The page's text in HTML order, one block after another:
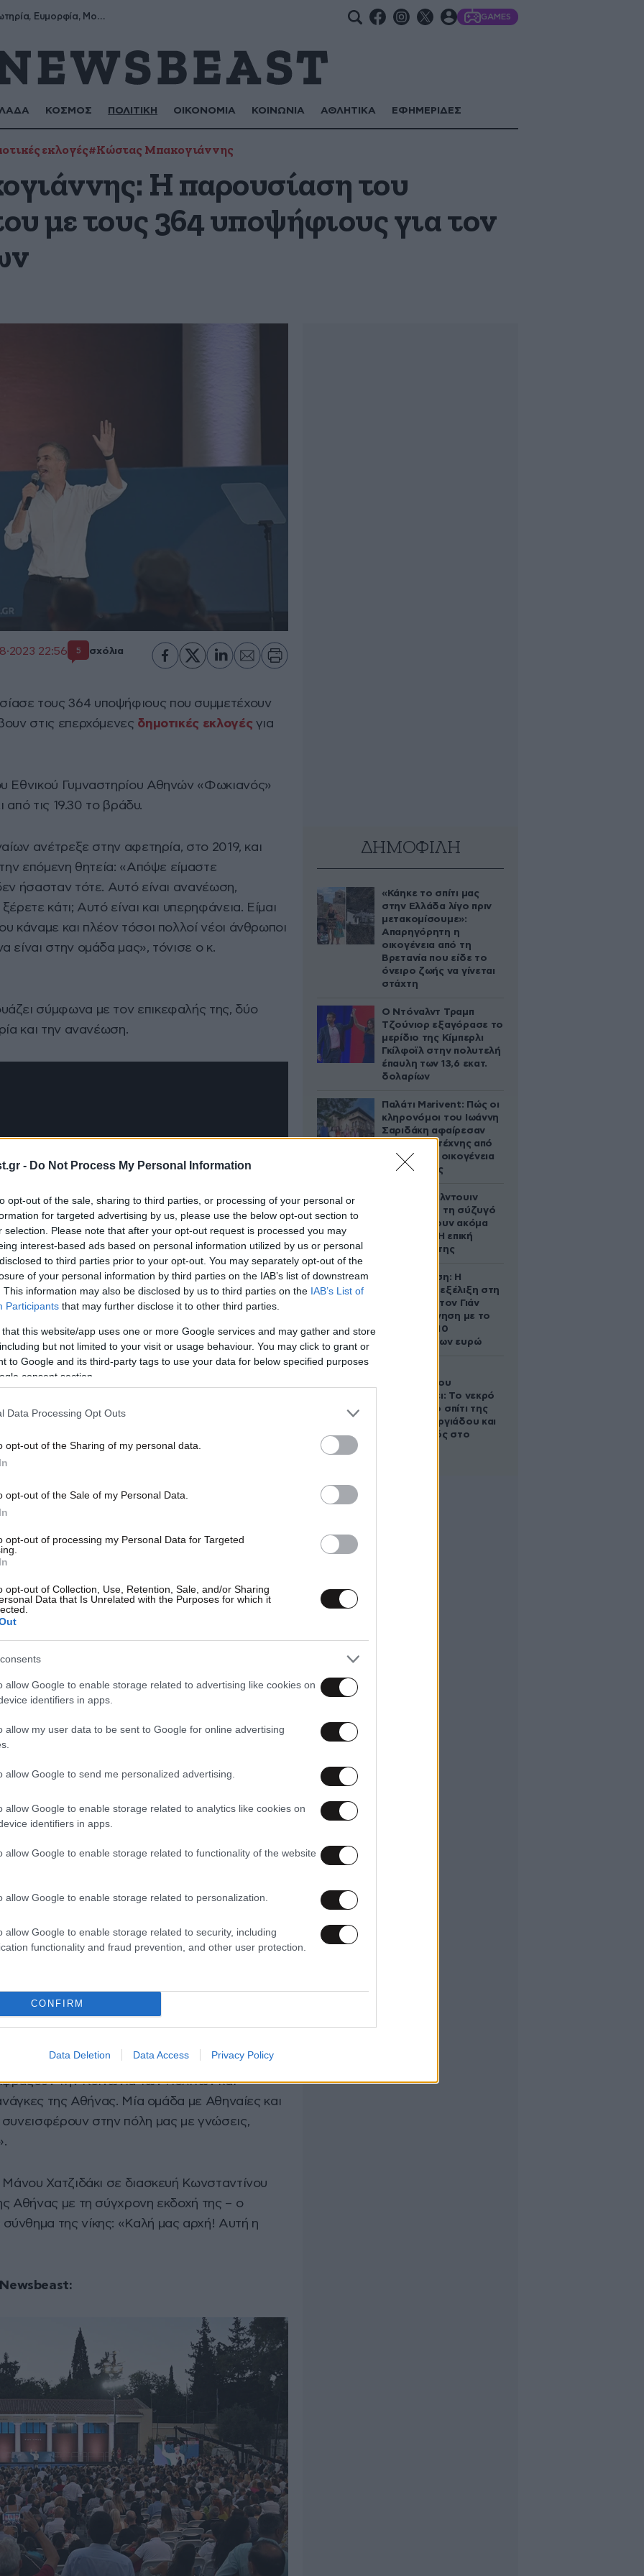
- Do Not Process My Personal Information
opt-out of the sale, sharing to third parties, or processing of your personal or
for targeted advertising by us, please use the below opt-out section to
selection. Please note that after your opt-out request is processed you may
interest-based ads based on personal information utilized by us or personal
to third parties prior to your opt-out. You may separately opt-out of the
of your personal information by third parties on the IAB’s list of downstream
This information may also be disclosed by us to third parties on the IAB’s List of
Participants that may further disclose it to other third parties.
that this website/app uses one or more Google services and may gather and store
but not limited to your visit or usage behaviour. You may click to grant or
to Google and its third-party tags to use your data for below specified purposes
consent section.
Data Processing Opt Outs
opt-out of the Sharing of my personal data.
opt-out of the Sale of my Personal Data.
opt-out of processing my Personal Data for Targeted
opt-out of Collection, Use, Retention, Sale, and/or Sharing
Data that Is Unrelated with the Purposes for which it
allow Google to enable storage related to advertising like cookies on
identifiers in apps.
allow my user data to be sent to Google for online advertising
allow Google to send me personalized advertising.
allow Google to enable storage related to analytics like cookies on
identifiers in apps.
allow Google to enable storage related to functionality of the website
allow Google to enable storage related to personalization.
allow Google to enable storage related to security, including
functionality and fraud prevention, and other user protection.
CONFIRM
Data Deletion Data Access Privacy Policy
Σωτήρης, Σωτηρία, Ευμορφία, Μορφούλα GAMES
ΚΟΣΜΟΣ ΠΟΛΙΤΙΚΗ ΟΙΚΟΝΟΜΙΑ ΚΟΙΝΩΝΙΑ ΑΘΛΗΤΙΚΑ ΕΦΗΜΕΡΙΔΕΣ
εκλογές#Κώστας Μπακογιάννης
Η παρουσίαση του
με τους 364 υποψήφιους για τον
22:56 5 σχόλια
τους 364 υποψήφιους που συμμετέχουν
στις επερχόμενες δημοτικές εκλογέςγια
Εθνικού Γυμναστηρίου Αθηνών «Φωκιανός»
από τις 19.30 το βράδυ.
ανέτρεξε στην αφετηρία, στο 2019, και
επόμενη θητεία: «Απόψε είμαστε
ήσασταν τότε. Αυτό είναι ανανέωση,
κάτι; Αυτό είναι και υπερηφάνεια. Είμαι
κάναμε και πλέον τόσοι πολλοί νέοι άνθρωποι
στην ομάδα μας», τόνισε ο κ.
σύμφωνα με τον επικεφαλής της, δύο
και την ανανέωση.
αποφασισμένη, είναι υπερκομματική» είπε.
που το 2019 ήταν σε τέσσερις
ενωμένοι θα προχωρήσουμε μπροστά … Μία
τον κεντρικό κορμό των
μαζί. Από διαφορετικές γενιές, με
την ίδια αγάπη για την Αθήνα».
ταυτότητας της παράταξής του, ο κ.
αποτελούν «καθρέφτη» της πραγματικής
γειτονιές της. Αναφερόμενος δε. στους
του συνδυασμού του, έκανε λόγο
επαγγελματίες, καλλιτέχνες,
βιωματικό αποτύπωμα στην πόλη μας.
την Κοινωνία των Πολιτών και
της Αθήνας. Μία ομάδα με Αθηναίες και
στην πόλη μας με γνώσεις,
Χατζιδάκι σε διασκευή Κωνσταντίνου
Αθήνας με τη σύγχρονη εκδοχή της – ο
της νίκης: «Καλή μας αρχή! Αυτή η
ΔΗΜΟΦΙΛΗ
«Κάηκε το σπίτι μας
στην Ελλάδα λίγο πριν
μετακομίσουμε»:
Απαρηγόρητη η
οικογένεια από τη
Βρετανία που είδε το
όνειρο ζωής να γίνεται
στάχτη
Ο Ντόναλντ Τραμπ
Τζούνιορ εξαγόρασε το
μερίδιο της Κίμπερλι
Γκίλφοϊλ στην πολυτελή
έπαυλη των 13,6 εκατ.
δολαρίων
Παλάτι Marivent: Πώς οι
κληρονόμοι του Ιωάννη
Σαριδάκη αφαίρεσαν
1.300 έργα τέχνης από
τη βασιλική οικογένεια
της Ισπανίας
Ο Άλεκ Μπάλντουιν
ζήτησε από τη σύζυγό
του να κάνουν ακόμα
ένα παιδί – Η επική
αντίδρασή της
Αθηνά Ωνάση: Η
απρόσμενη εξέλιξη στη
διαμάχη με τον Γιάν
Τοπς – Η κίνηση με το
άλογο των 10
εκατομμυρίων ευρώ
Τζώρτζογλου
αποκαλύπτει: Το νεκρό
έμβρυο στο σπίτι της
Μαρίας Γεωργιάδου και
ο εγκλεισμός στο